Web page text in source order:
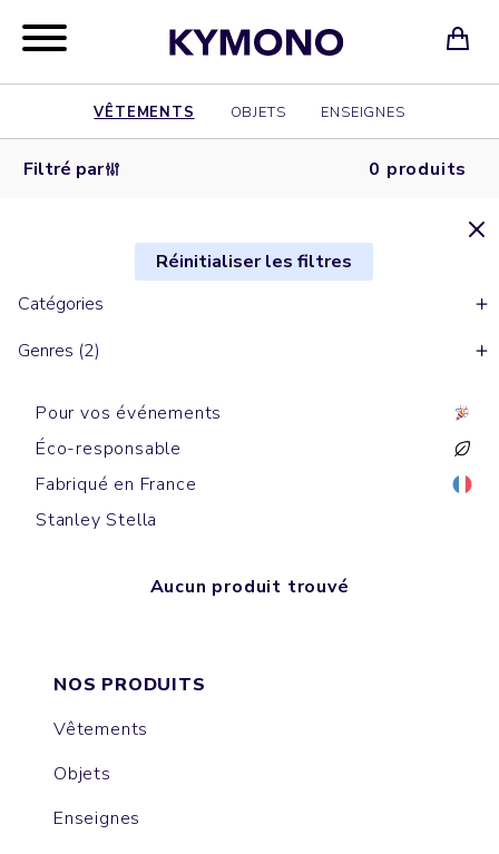
VÊTEMENTS OBJETS ENSEIGNES
Filtré par 0 produits
Réinitialiser les filtres
Catégories
Genres (2)
Pour vos événements
Éco-responsable
Fabriqué en France
Stanley Stella
Aucun produit trouvé
NOS PRODUITS
Vêtements
Objets
Enseignes